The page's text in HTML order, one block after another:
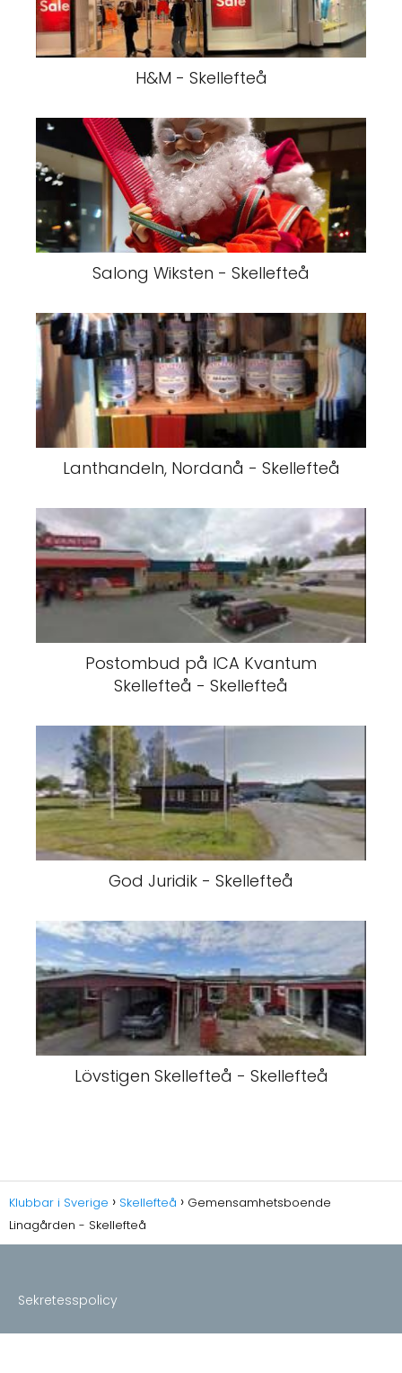
H&M - Skellefteå
Salong Wiksten - Skellefteå
Lanthandeln, Nordanå - Skellefteå
Postombud på ICA Kvantum
Skellefteå - Skellefteå
God Juridik - Skellefteå
Lövstigen Skellefteå - Skellefteå
Klubbar i Sverige Skellefteå
Gemensamhetsboende
Linagården - Skellefteå
Sekretesspolicy